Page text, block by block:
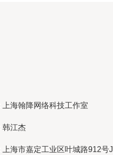
上海翰降网络科技工作室
韩江杰
上海市嘉定工业区叶城路912号J